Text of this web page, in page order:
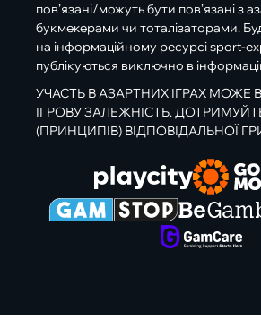
пов’язані/можуть бути пов’язані з
букмекерами чи тоталізаторами.
на інформаційному ресурсі sport-
публікуються виключно в
УЧАСТЬ В АЗАРТНИХ ІГРАХ МОЖЕ
ІГРОВУ ЗАЛЕЖНІСТЬ.
(ПРИНЦИПІВ) ВІДПОВІДАЛЬНОЇ